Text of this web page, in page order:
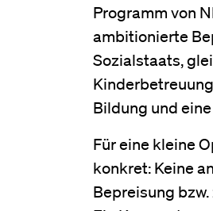
Programm von
ambitionierte
Sozialstaats,
Bildung und
Für eine kleine
konkret: Keine
Bepreisung